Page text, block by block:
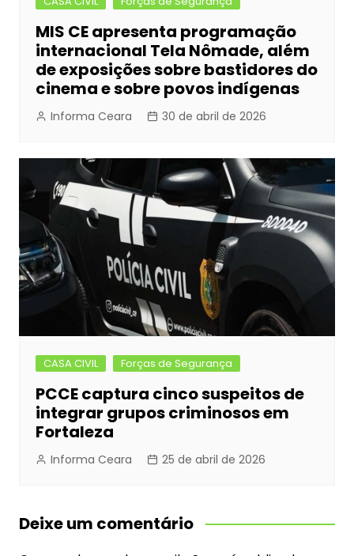
MIS CE apresenta programação
internacional Tela Nômade, além
de exposições sobre bastidores do
cinema e sobre povos indígenas
Informa Ceara 30 de abril de 2026
CASA CIVIL Forças de Segurança
PCCE captura cinco suspeitos de
integrar grupos criminosos em
Fortaleza
Informa Ceara 25 de abril de 2026
Deixe um comentário